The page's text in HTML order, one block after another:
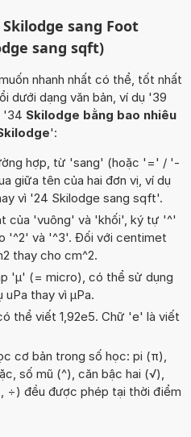
sang Foot
sang sqft)
nhanh nhất có thể, tốt nhất
dưới dạng văn bản, ví dụ '39
'34 Skilodge bằng bao nhiêu
':
hợp, từ 'sang' (hoặc '=' / '-
giữa tên của hai đơn vị, ví dụ
vì '24 Skilodge sang sqft'.
của 'vuông' và 'khối', ký tự '^'
'^2' và '^3'. Đối với centimet
thay cho cm^2.
'µ' (= micro), có thể sử dụng
thay vì µPa.
thể viết 1,92e5. Chữ 'e' là viết
cơ bản trong số học: pi (π),
số mũ (^), căn bậc hai (√),
÷) đều được phép tại thời điểm